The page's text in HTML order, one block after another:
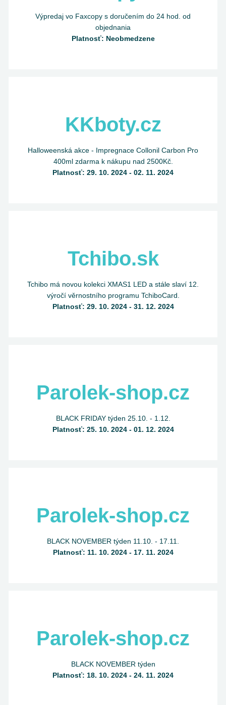
Výpredaj vo Faxcopy s doručením do 24 hod. od
objednania
Platnosť: Neobmedzene
KKboty.cz
Halloweenská akce - Impregnace Collonil Carbon Pro
400ml zdarma k nákupu nad 2500Kč.
Platnosť: 29. 10. 2024 - 02. 11. 2024
Tchibo.sk
Tchibo má novou kolekci XMAS1 LED a stále slaví 12.
výročí věrnostního programu TchiboCard.
Platnosť: 29. 10. 2024 - 31. 12. 2024
Parolek-shop.cz
BLACK FRIDAY týden 25.10. - 1.12.
Platnosť: 25. 10. 2024 - 01. 12. 2024
Parolek-shop.cz
BLACK NOVEMBER týden 11.10. - 17.11.
Platnosť: 11. 10. 2024 - 17. 11. 2024
Parolek-shop.cz
BLACK NOVEMBER týden
Platnosť: 18. 10. 2024 - 24. 11. 2024